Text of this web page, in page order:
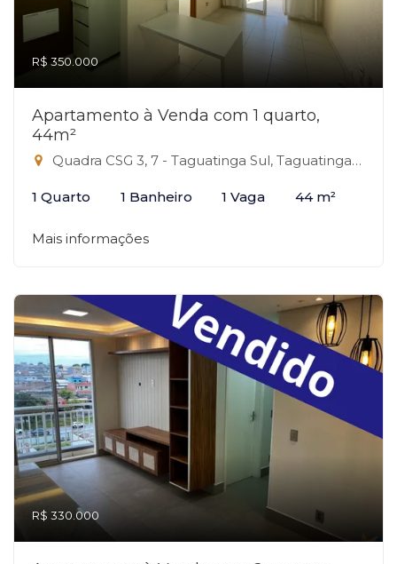
R$ 350.000
Apartamento à Venda com 1 quarto,
44m²
Quadra CSG 3, 7 - Taguatinga Sul, Taguatinga-DF
1 Quarto 1 Banheiro 1 Vaga 44 m²
Mais informações
R$ 330.000